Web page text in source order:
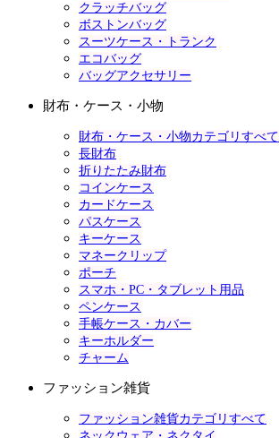
クラッチバッグ
ボストンバッグ
スーツケース・トランク
エコバッグ
バッグアクセサリー
財布・ケース・小物
財布・ケース・小物カテゴリすべて
長財布
折りたたみ財布
コインケース
カードケース
パスケース
キーケース
マネークリップ
ポーチ
スマホ・PC・タブレット用品
ペンケース
手帳ケース・カバー
キーホルダー
チャーム
ファッション雑貨
ファッション雑貨カテゴリすべて